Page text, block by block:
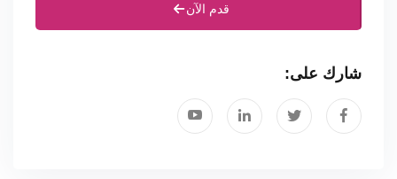
قدم الآن
شارك على: